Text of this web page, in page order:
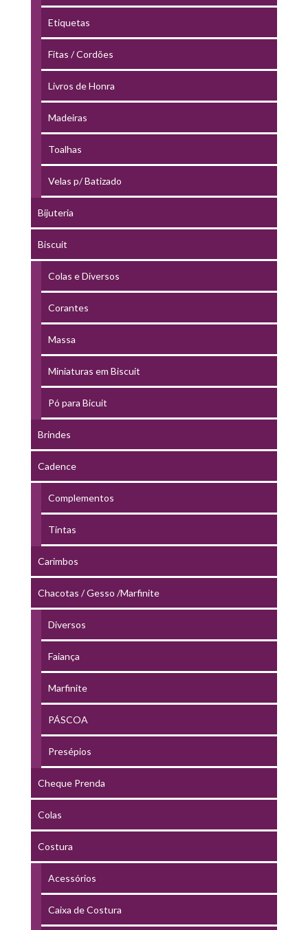
Etiquetas
Fitas / Cordões
Livros de Honra
Madeiras
Toalhas
Velas p/ Batizado
Bijuteria
Biscuit
Colas e Diversos
Corantes
Massa
Miniaturas em Biscuit
Pó para Bicuit
Brindes
Cadence
Complementos
Tintas
Carimbos
Chacotas / Gesso /Marfinite
Diversos
Faiança
Marfinite
PÁSCOA
Presépios
Cheque Prenda
Colas
Costura
Acessórios
Caixa de Costura